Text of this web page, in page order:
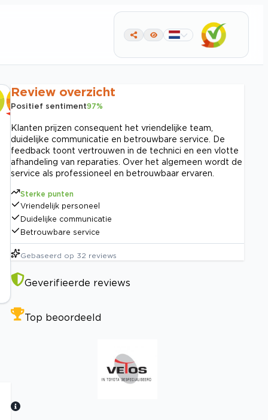
Review overzicht
Positief sentiment97%
Klanten prijzen consequent het vriendelijke team,
duidelijke communicatie en betrouwbare service. De
feedback toont vertrouwen in de technici en een vlotte
afhandeling van reparaties. Over het algemeen wordt de
service als professioneel en betrouwbaar ervaren.
Sterke punten
Vriendelijk personeel
Duidelijke communicatie
Betrouwbare service
Gebaseerd op 32 reviews
Geverifieerde reviews
Top beoordeeld